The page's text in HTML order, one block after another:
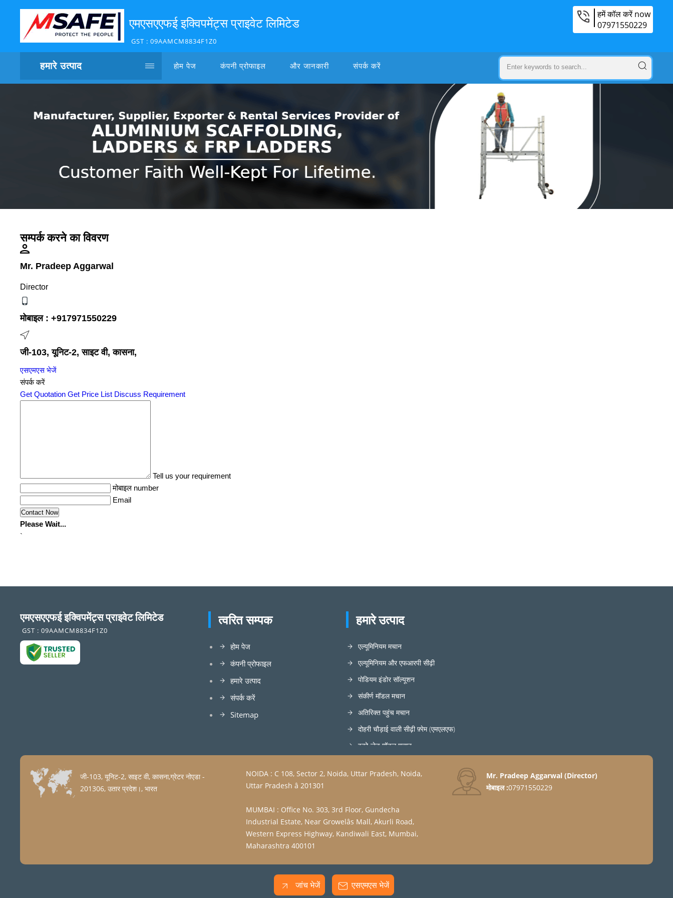
एमएसएएफई इक्विपमेंट्स प्राइवेट लिमिटेड
GST : 09AAMCM8834F1Z0
हमें कॉल करें now
07971550229
हमारे उत्पाद होम पेज कंपनी प्रोफाइल और जानकारी संपर्क करें
सम्पर्क करने का विवरण
Mr. Pradeep Aggarwal
Director
मोबाइल : +917971550229
जी-103, यूनिट-2, साइट वी, कासना,
एसएमएस भेजें
संपर्क करें
Get Quotation Get Price List Discuss Requirement
Tell us your requirement
मोबाइल number
Email
Please Wait...
`
एमएसएएफई इक्विपमेंट्स प्राइवेट लिमिटेड
GST : 09AAMCM8834F1Z0
त्वरित सम्पक
होम पेज
कंपनी प्रोफाइल
हमारे उत्पाद
संपर्क करें
Sitemap
हमारे उत्पाद
एल्यूमिनियम मचान
एल्यूमिनियम और एफआरपी सीढ़ी
पोडियम इंडोर सॉल्यूशन
संकीर्ण मॉडल मचान
अतिरिक्त पहुंच मचान
दोहरी चौड़ाई वाली सीढ़ी फ़्रेम (एमएलएफ)
इको-जेड मॉडल मचान
Z- प्रकार मचान
ब्रिज मचान प्रणाली
एकल चौड़ाई सीढ़ी फ़्रेम (एमएलएन)
जी-103, यूनिट-2, साइट वी, कासना,ग्रेटर नोएडा -
201306, उतार प्रदेश।, भारत
NOIDA : C 108, Sector 2, Noida, Uttar Pradesh, Noida,
Uttar Pradesh â 201301
MUMBAI : Office No. 303, 3rd Floor, Gundecha
Industrial Estate, Near Growelâs Mall, Akurli Road,
Western Express Highway, Kandiwali East, Mumbai,
Maharashtra 400101
Mr. Pradeep Aggarwal(Director)
मोबाइल :07971550229
जांच भेजें एसएमएस भेजें